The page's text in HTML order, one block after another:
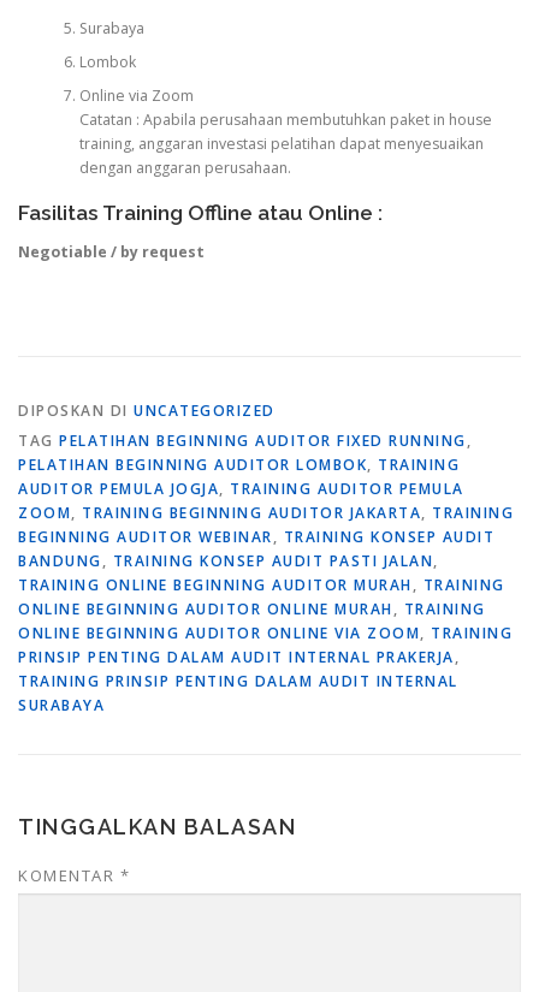
Surabaya
Lombok
Online via Zoom
Catatan : Apabila perusahaan membutuhkan paket in house
training, anggaran investasi pelatihan dapat menyesuaikan
dengan anggaran perusahaan.
Fasilitas Training Offline atau Online :
Negotiable / by request
DIPOSKAN DI UNCATEGORIZED
TAG PELATIHAN BEGINNING AUDITOR FIXED RUNNING,
PELATIHAN BEGINNING AUDITOR LOMBOK, TRAINING
AUDITOR PEMULA JOGJA, TRAINING AUDITOR PEMULA
ZOOM, TRAINING BEGINNING AUDITOR JAKARTA, TRAINING
BEGINNING AUDITOR WEBINAR, TRAINING KONSEP AUDIT
BANDUNG, TRAINING KONSEP AUDIT PASTI JALAN,
TRAINING ONLINE BEGINNING AUDITOR MURAH, TRAINING
ONLINE BEGINNING AUDITOR ONLINE MURAH, TRAINING
ONLINE BEGINNING AUDITOR ONLINE VIA ZOOM, TRAINING
PRINSIP PENTING DALAM AUDIT INTERNAL PRAKERJA,
TRAINING PRINSIP PENTING DALAM AUDIT INTERNAL
SURABAYA
TINGGALKAN BALASAN
KOMENTAR *